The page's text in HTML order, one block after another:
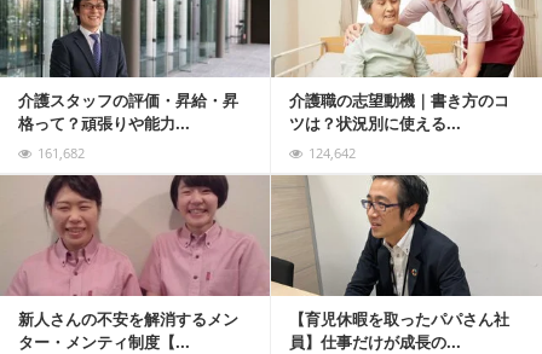
介護スタッフの評価・昇給・昇
格って？頑張りや能力...
161,682
介護職の志望動機｜書き方のコ
ツは？状況別に使える...
124,642
新人さんの不安を解消するメン
ター・メンティ制度【...
【育児休暇を取ったパパさん社
員】仕事だけが成長の...
記事を読む